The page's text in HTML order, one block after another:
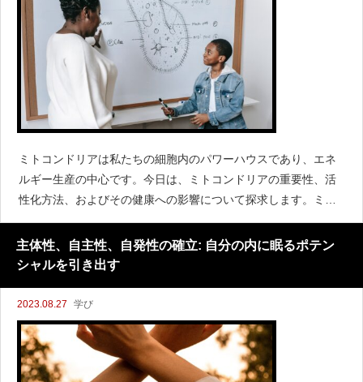
ミトコンドリアは私たちの細胞内のパワーハウスであり、エネ
ルギー生産の中心です。今日は、ミトコンドリアの重要性、活
性化方法、およびその健康への影響について探求します。ミト
コンドリアとは何か？ミトコンドリアは細胞内の小器官で、エ
ネルギーの生産と調整に重要な役
主体性、自主性、自発性の確立: 自分の内に眠るポテン
シャルを引き出す
2023.08.27 学び